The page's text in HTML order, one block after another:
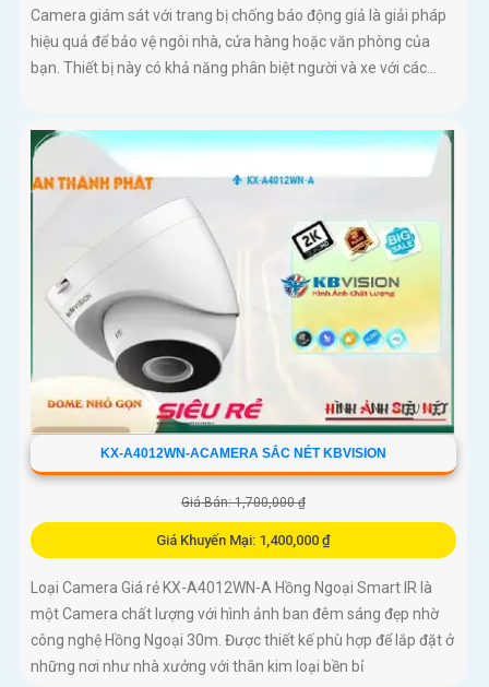
Camera giám sát với trang bị chống báo động giả là giải pháp
hiệu quả để bảo vệ ngôi nhà, cửa hàng hoặc văn phòng của
bạn. Thiết bị này có khả năng phân biệt người và xe với các...
KX-A4012WN-ACAMERA SẮC NÉT KBVISION
Giá Bán: 1,700,000 ₫
Giá Khuyến Mại: 1,400,000 ₫
Loại Camera Giá rẻ KX-A4012WN-A Hồng Ngoại Smart IR là
một Camera chất lượng với hình ảnh ban đêm sáng đẹp nhờ
công nghệ Hồng Ngoại 30m. Được thiết kế phù hợp để lắp đặt ở
những nơi như nhà xưởng với thân kim loại bền bỉ